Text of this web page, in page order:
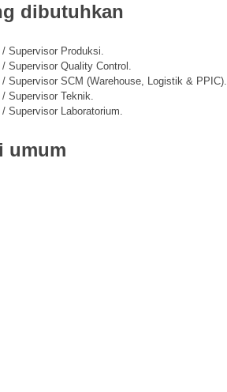
dibutuhkan
/ Supervisor Produksi.
/ Supervisor Quality Control.
/ Supervisor SCM (Warehouse, Logistik & PPIC).
/ Supervisor Teknik.
/ Supervisor Laboratorium.
umum